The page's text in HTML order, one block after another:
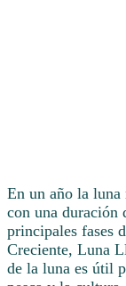
En un año la
con una duración
principales fases
Creciente, Luna
de la luna es útil